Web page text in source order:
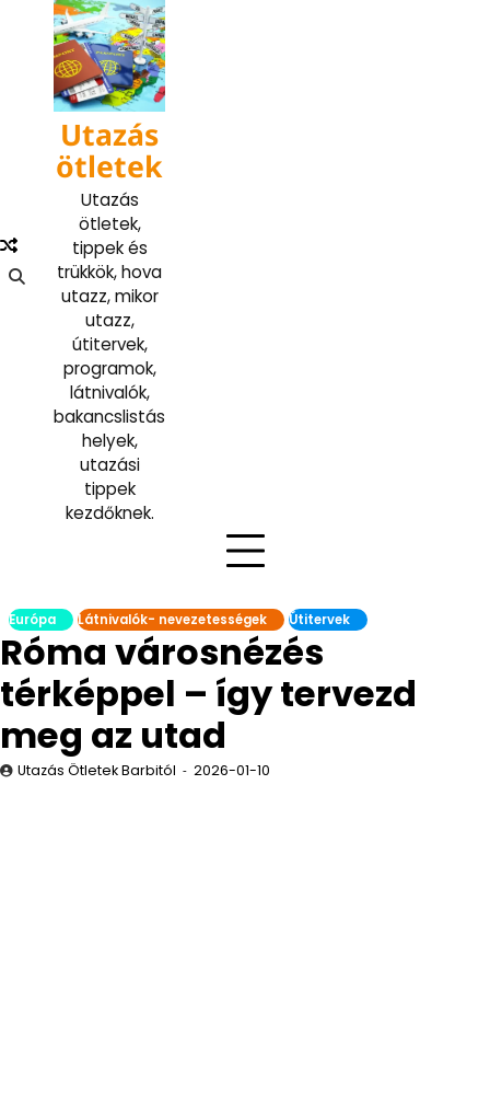
content
Utazás
ötletek
Utazás
ötletek,
tippek és
trükkök, hova
utazz, mikor
utazz,
útitervek,
programok,
látnivalók,
bakancslistás
helyek,
utazási
tippek
kezdőknek.
Európa Látnivalók- nevezetességek Útitervek
Róma városnézés
térképpel – így tervezd
meg az utad
Utazás Ötletek Barbitól 2026-01-10